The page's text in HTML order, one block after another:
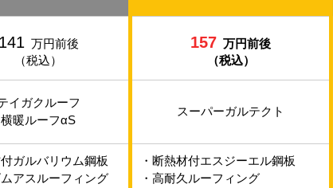
141 万円前後
（税込）
157 万円前後
（税込）
イガクルーフ
横暖ルーフαS
スーパーガルテクト
付ガルバリウム鋼板
ムアスルーフィング
・断熱材付エスジーエル鋼板
・高耐久ルーフィング